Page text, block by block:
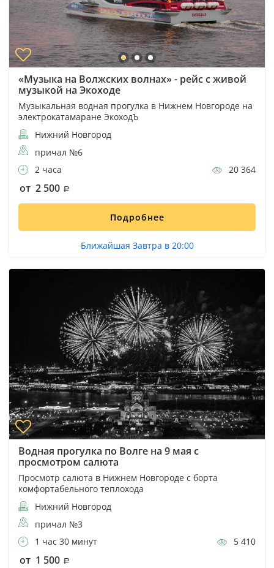
«Музыка на Волжских волнах» - рейс с живой
музыкой на Экоходе
Музыкальная водная прогулка в Нижнем Новгороде на
электрокатамаране ЭкоходЪ
Нижний Новгород
причал №6
2 часа
20 364
от 2 500
Подробнее
Ближайшая Завтра в 20:00
Водная прогулка по Волге на 9 мая с
просмотром салюта
Просмотр салюта в Нижнем Новгороде с борта
комфортабельного теплохода
Нижний Новгород
причал №3
1 час 30 минут
5 410
от 1 500